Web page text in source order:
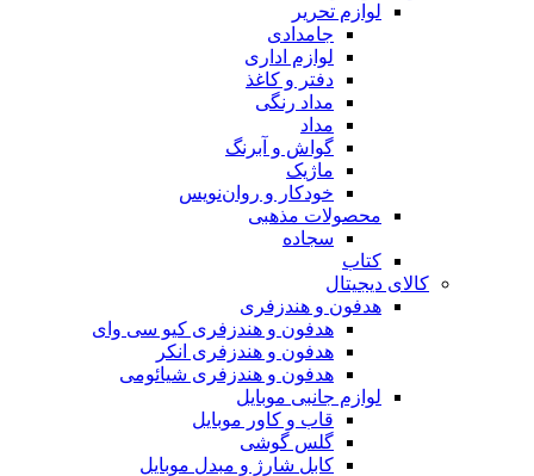
لوازم تحریر
جامدادی
لوازم اداری
دفتر و کاغذ
مداد رنگی
مداد
گواش و آبرنگ
ماژیک
خودکار و روان‌نویس
محصولات مذهبی
سجاده
کتاب
کالای دیجیتال
هدفون و هندزفری
هدفون و هندزفری کیو سی وای
هدفون و هندزفری انکر
هدفون و هندزفری شیائومی
لوازم جانبی موبایل
قاب و کاور موبایل
گلس گوشی
کابل شارژ و مبدل موبایل